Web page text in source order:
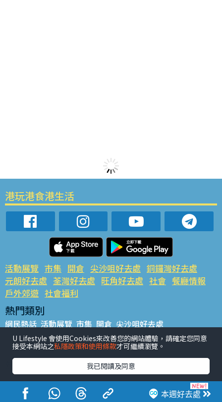
本週好去處
港玩港食港生活
活動展覽 市集 開倉 尖沙咀好去處 銅鑼灣好去處
元朗好去處 荃灣好去處 旺角好去處 社會 餐廳情報
戶外郊遊 社會福利
熱門類別
網民熱話 活動展覽 市集 開倉 尖沙咀好去處
銅鑼灣好去處 元朗好去處 荃灣好去處 旺角好去處 社會
餐廳情報 戶外郊遊
熱門標籤
#UGO搵好去處 #人氣活動推介 #美食社群熱話
#親子玩樂好去處
#ULifestyle應用程式
#限時搶
U Lifestyle 會使用Cookies來改善您的網站體驗，請確定您同意
接受本網站之私隱政策和使用條款才可繼續瀏覽。
我已閱讀及同意